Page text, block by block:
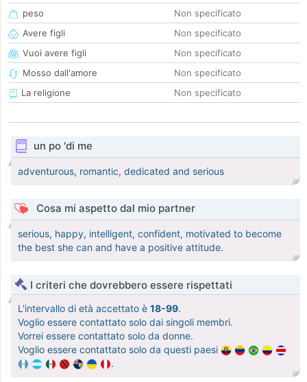
peso
Non specificato
Avere figli
Non specificato
Vuoi avere figli
Non specificato
Mosso dall'amore
Non specificato
La religione
Non specificato
un po 'di me
adventurous, romantic, dedicated and serious
Cosa mi aspetto dal mio partner
serious, happy, intelligent, confident, motivated to become
the best she can and have a positive attitude.
I criteri che dovrebbero essere rispettati
L'intervallo di età accettato è 18-99.
Voglio essere contattato solo dai singoli membri.
Vorrei essere contattato solo da donne.
Voglio essere contattato solo da questi paesi
.